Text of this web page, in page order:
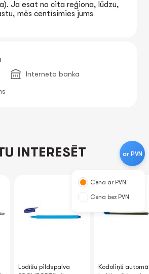
Ja esat no cita reģiona, lūdzu,
mēs centīsimies jums
Interneta banka
INTERESĒT
Lodīšu pildspalva
Kodoliņš
ar PVN
Cena ar PVN
Cena bez PVN